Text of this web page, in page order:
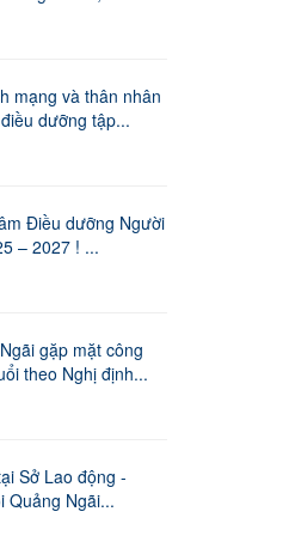
mạng và thân nhân
dưỡng tập...
Điều dưỡng Người
– 2027 ! ...
gặp mặt công
theo Nghị định...
Sở Lao động -
Quảng Ngãi...